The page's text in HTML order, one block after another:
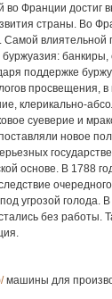
во Франции достиг
страны. Во
влиятельной
банкиры,
поддержке
просвещения, в
клерикально-
суеверие и
новое
основе. В 1788
угрозой голода.
без работы.
машины для